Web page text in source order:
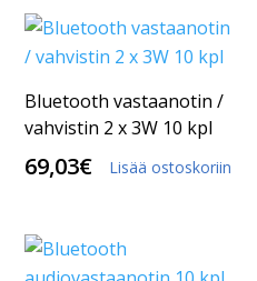
Bluetooth vastaanotin /
vahvistin 2 x 3W 10 kpl
69,03€ Lisää ostoskoriin